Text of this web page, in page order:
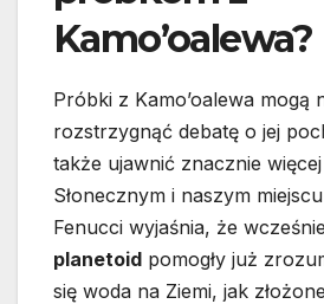
Kamo’oalewa?
Próbki z Kamo’oalewa mogą
rozstrzygnąć debatę o jej
także ujawnić znacznie więcej
Słonecznym i naszym
Fenucci wyjaśnia, że
planetoid pomogły już
się woda na Ziemi, jak